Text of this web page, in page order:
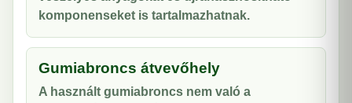
komponenseket is tartalmazhatnak.
Gumiabroncs átvevőhely
A használt gumiabroncs nem való a